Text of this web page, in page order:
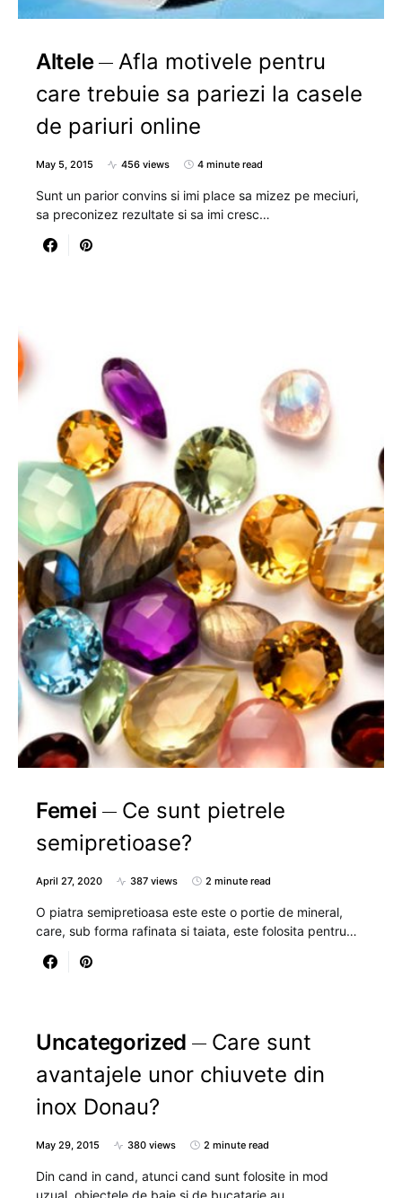
Altele
Afla motivele pentru
care trebuie sa pariezi la casele
de pariuri online
May 5, 2015 456 views 4 minute read
Sunt un parior convins si imi place sa mizez pe meciuri,
sa preconizez rezultate si sa imi cresc…
Femei
Ce sunt pietrele
semipretioase?
April 27, 2020 387 views 2 minute read
O piatra semipretioasa este este o portie de mineral,
care, sub forma rafinata si taiata, este folosita pentru…
Uncategorized
Care sunt
avantajele unor chiuvete din
inox Donau?
May 29, 2015 380 views 2 minute read
Din cand in cand, atunci cand sunt folosite in mod